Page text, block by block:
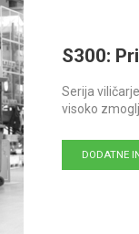
S300:
Serija
visoko
DODATNE